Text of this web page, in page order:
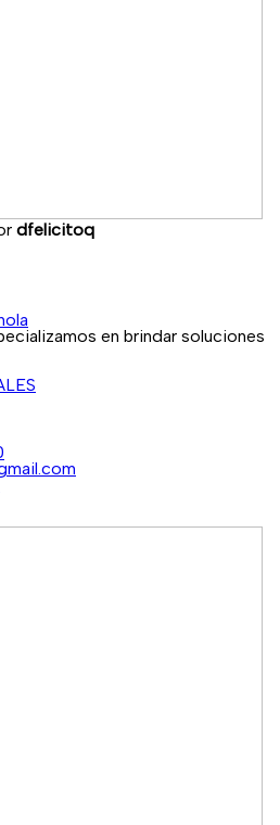
dfelicitoq
en brindar soluciones